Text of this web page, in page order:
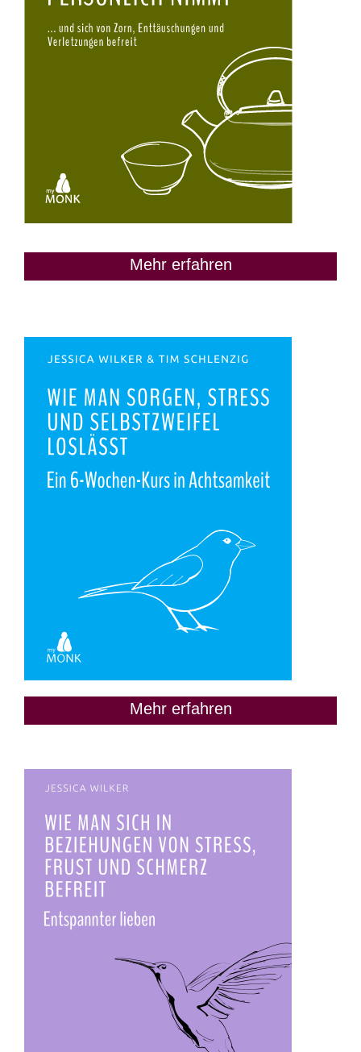
Mehr erfahren
Mehr erfahren